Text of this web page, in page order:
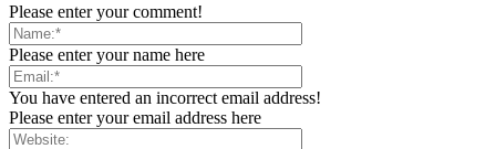
Please enter your comment!
Please enter your name here
You have entered an incorrect email address!
Please enter your email address here